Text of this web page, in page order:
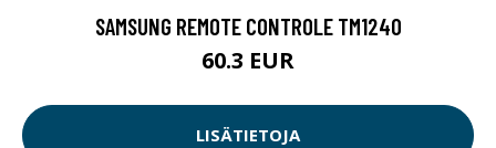
SAMSUNG REMOTE CONTROLE TM1240
60.3 EUR
LISÄTIETOJA